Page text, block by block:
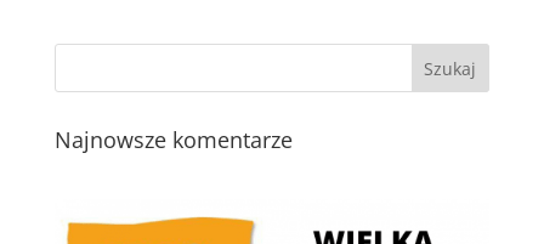
Najnowsze komentarze